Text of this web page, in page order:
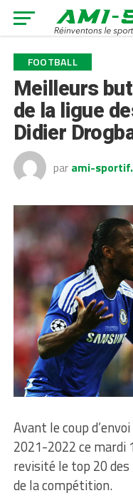
FOOTBALL
Meilleurs
de la ligue
Didier
par ami-
Avant le coup
2021-2022 ce mardi
revisité le top 20
de la compétition.